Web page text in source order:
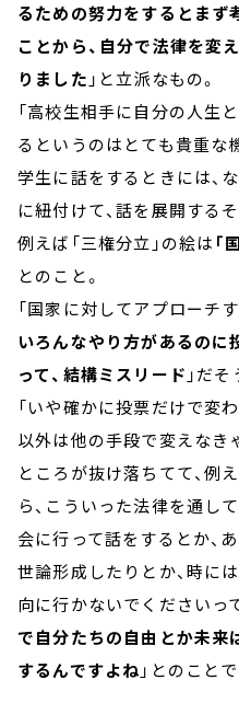
るための努力をするとまず
ことから、自分で法律を変
りました 」と立派なもの。
「高校生相手に自分の人生
るというのはとても貴重な
学生に話をするときには、
に紐付けて、話を展開するそ
例えば「三権分立」の絵は 「
とのこと。
「国家に対してアプローチ
いろんなやり方があるのに
って、結構ミスリード 」だそ
「いや確かに投票だけで変
以外は他の手段で変えなき
ところが抜け落ちてて、例
ら、こういった法律を通し
会に行って話をするとか、
世論形成したりとか、時に
向に行かないでくださいっ
で自分たちの自由とか未来
するんですよね 」とのことで